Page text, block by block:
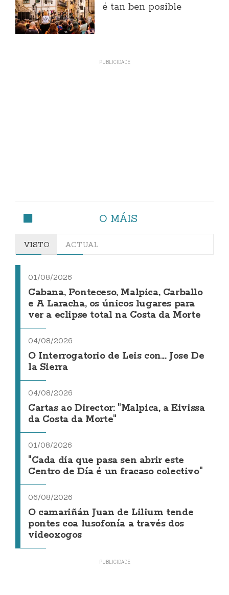
é tan ben posible
O MÁIS
VISTO ACTUAL
01/08/2026
Cabana, Ponteceso, Malpica, Carballo
e A Laracha, os únicos lugares para
ver a eclipse total na Costa da Morte
04/08/2026
O Interrogatorio de Leis con... Jose De
la Sierra
04/08/2026
Cartas ao Director: "Malpica, a Eivissa
da Costa da Morte"
01/08/2026
"Cada día que pasa sen abrir este
Centro de Día é un fracaso colectivo"
06/08/2026
O camariñán Juan de Lilium tende
pontes coa lusofonía a través dos
videoxogos